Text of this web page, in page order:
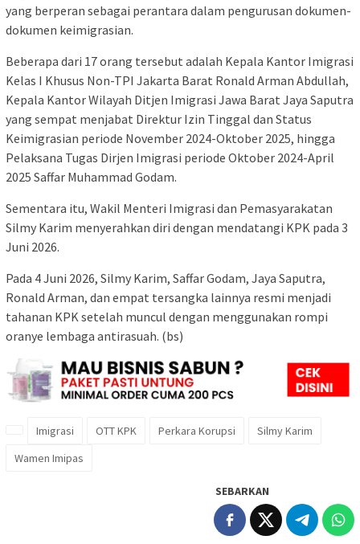
yang berperan sebagai perantara dalam pengurusan dokumen-
dokumen keimigrasian.
Beberapa dari 17 orang tersebut adalah Kepala Kantor Imigrasi
Kelas I Khusus Non-TPI Jakarta Barat Ronald Arman Abdullah,
Kepala Kantor Wilayah Ditjen Imigrasi Jawa Barat Jaya Saputra
yang sempat menjabat Direktur Izin Tinggal dan Status
Keimigrasian periode November 2024-Oktober 2025, hingga
Pelaksana Tugas Dirjen Imigrasi periode Oktober 2024-April
2025 Saffar Muhammad Godam.
Sementara itu, Wakil Menteri Imigrasi dan Pemasyarakatan
Silmy Karim menyerahkan diri dengan mendatangi KPK pada 3
Juni 2026.
Pada 4 Juni 2026, Silmy Karim, Saffar Godam, Jaya Saputra,
Ronald Arman, dan empat tersangka lainnya resmi menjadi
tahanan KPK setelah muncul dengan menggunakan rompi
oranye lembaga antirasuah. (bs)
Imigrasi OTT KPK Perkara Korupsi
Silmy Karim
Wamen Imipas
SEBARKAN